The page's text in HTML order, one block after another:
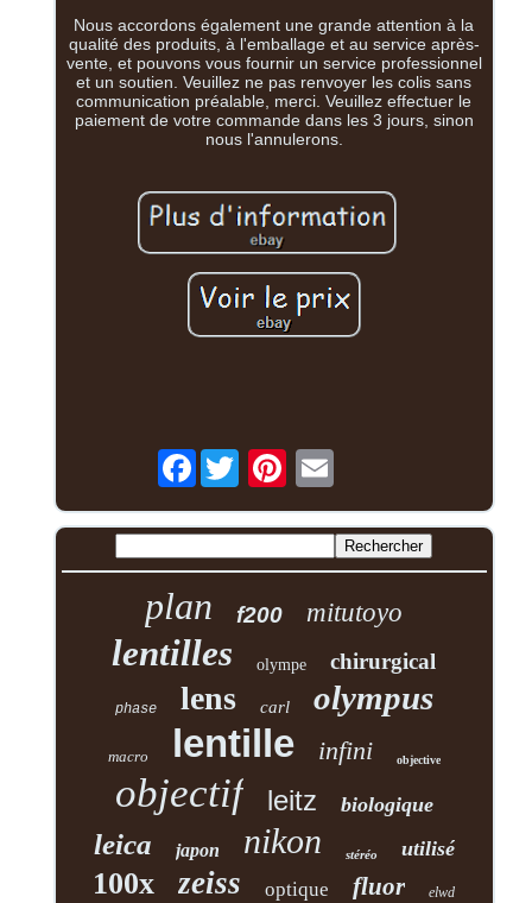
Nous accordons également une grande attention à la
qualité des produits, à l'emballage et au service après-
vente, et pouvons vous fournir un service professionnel
et un soutien. Veuillez ne pas renvoyer les colis sans
communication préalable, merci. Veuillez effectuer le
paiement de votre commande dans les 3 jours, sinon
nous l'annulerons.
Facebook
plan f200 mitutoyo
lentilles olympe chirurgical
phase lens carl olympus
macro lentille infini objective
objectif leitz biologique
leica japon nikon stéréo utilisé
100x zeiss optique fluor elwd